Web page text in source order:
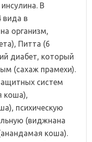
В
вида в
организм,
Питта (6
диабет, который
(сахаж прамехи).
систем
коша),
психическую
(виджнана
коша).